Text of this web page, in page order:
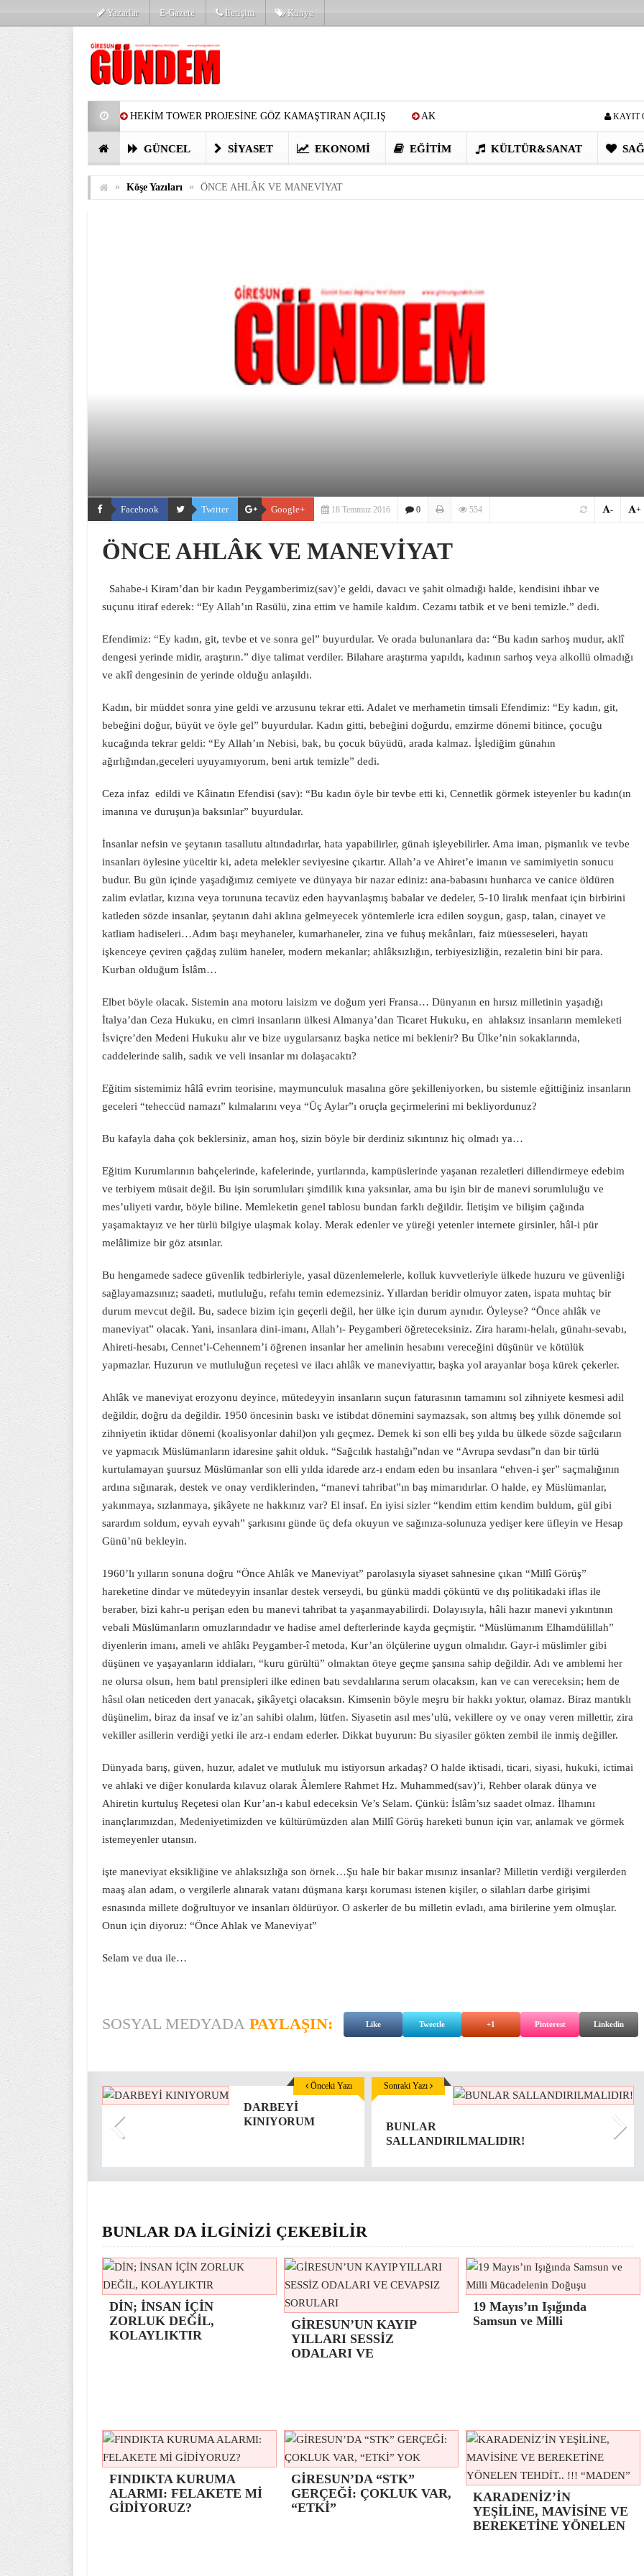
Yazarlar E-Gazete İletişim Künye
HEKİM TOWER PROJESİNE GÖZ KAMAŞTIRAN AÇILIŞ AK
PARTİ’DE YENİ YÜZLER HARUN CİCİ: VİDEOYU GÖRÜNCE
KAYIT
GÜNCEL SIYASET EKONOMI EĞITIM KÜLTÜR&SANAT
» Köşe Yazıları » ÖNCE AHLÂK VE MANEVİYAT
Facebook Twitter Google+ 18 Temmuz 2016 0 554 +
-
ÖNCE AHLÂK VE MANEVİYAT
Sahabe-i Kiram’dan bir kadın Peygamberimiz(sav)’e geldi, davacı ve şahit olmadığı halde, kendisini ihbar ve
suçunu itiraf ederek: “Ey Allah’ın Rasülü, zina ettim ve hamile kaldım. Cezamı tatbik et ve beni temizle.” dedi.
Efendimiz: “Ey kadın, git, tevbe et ve sonra gel” buyurdular. Ve orada bulunanlara da: “Bu kadın sarhoş mudur, aklî
dengesi yerinde midir, araştırın.” diye talimat verdiler. Bilahare araştırma yapıldı, kadının sarhoş veya alkollü olmadığı
ve aklî dengesinin de yerinde olduğu anlaşıldı.
Kadın, bir müddet sonra yine geldi ve arzusunu tekrar etti. Adalet ve merhametin timsali Efendimiz: “Ey kadın, git,
bebeğini doğur, büyüt ve öyle gel” buyurdular. Kadın gitti, bebeğini doğurdu, emzirme dönemi bitince, çocuğu
kucağında tekrar geldi: “Ey Allah’ın Nebisi, bak, bu çocuk büyüdü, arada kalmaz. İşlediğim günahın
ağırlığından,geceleri uyuyamıyorum, beni artık temizle” dedi.
Ceza infaz edildi ve Kâinatın Efendisi (sav): “Bu kadın öyle bir tevbe etti ki, Cennetlik görmek isteyenler bu kadın(ın
imanına ve duruşun)a baksınlar” buyurdular.
İnsanlar nefsin ve şeytanın tasallutu altındadırlar, hata yapabilirler, günah işleyebilirler. Ama iman, pişmanlık ve tevbe
insanları öylesine yüceltir ki, adeta melekler seviyesine çıkartır. Allah’a ve Ahiret’e imanın ve samimiyetin sonucu
budur. Bu gün içinde yaşadığımız cemiyete ve dünyaya bir nazar ediniz: ana-babasını hunharca ve canice öldüren
zalim evlatlar, kızına veya torununa tecavüz eden hayvanlaşmış babalar ve dedeler, 5-10 liralık menfaat için birbirini
katleden sözde insanlar, şeytanın dahi aklına gelmeyecek yöntemlerle icra edilen soygun, gasp, talan, cinayet ve
katliam hadiseleri…Adım başı meyhaneler, kumarhaneler, zina ve fuhuş mekânları, faiz müesseseleri, hayatı
işkenceye çeviren çağdaş zulüm haneler, modern mekanlar; ahlâksızlığın, terbiyesizliğin, rezaletin bini bir para.
Kurban olduğum İslâm…
Elbet böyle olacak. Sistemin ana motoru laisizm ve doğum yeri Fransa… Dünyanın en hırsız milletinin yaşadığı
İtalya’dan Ceza Hukuku, en cimri insanların ülkesi Almanya’dan Ticaret Hukuku, en ahlaksız insanların memleketi
İsviçre’den Medeni Hukuku alır ve bize uygularsanız başka netice mi beklenir? Bu Ülke’nin sokaklarında,
caddelerinde salih, sadık ve veli insanlar mı dolaşacaktı?
Eğitim sistemimiz hâlâ evrim teorisine, maymunculuk masalına göre şekilleniyorken, bu sistemle eğittiğiniz insanların
geceleri “teheccüd namazı” kılmalarını veya “Üç Aylar”ı oruçla geçirmelerini mi bekliyordunuz?
Bu kafayla daha çok beklersiniz, aman hoş, sizin böyle bir derdiniz sıkıntınız hiç olmadı ya…
Eğitim Kurumlarının bahçelerinde, kafelerinde, yurtlarında, kampüslerinde yaşanan rezaletleri dillendirmeye edebim
ve terbiyem müsait değil. Bu işin sorumluları şimdilik kına yaksınlar, ama bu işin bir de manevi sorumluluğu ve
mes’uliyeti vardır, böyle biline. Memleketin genel tablosu bundan farklı değildir. İletişim ve bilişim çağında
yaşamaktayız ve her türlü bilgiye ulaşmak kolay. Merak edenler ve yüreği yetenler internete girsinler, hâl-i pür
melâlimize bir göz atsınlar.
Bu hengamede sadece güvenlik tedbirleriyle, yasal düzenlemelerle, kolluk kuvvetleriyle ülkede huzuru ve güvenliği
sağlayamazsınız; saadeti, mutluluğu, refahı temin edemezsiniz. Yıllardan beridir olmuyor zaten, ispata muhtaç bir
durum mevcut değil. Bu, sadece bizim için geçerli değil, her ülke için durum aynıdır. Öyleyse? “Önce ahlâk ve
maneviyat” olacak. Yani, insanlara dini-imanı, Allah’ı- Peygamberi öğreteceksiniz. Zira haramı-helalı, günahı-sevabı,
Ahireti-hesabı, Cennet’i-Cehennem’i öğrenen insanlar her amelinin hesabını vereceğini düşünür ve kötülük
yapmazlar. Huzurun ve mutluluğun reçetesi ve ilacı ahlâk ve maneviyattır, başka yol arayanlar boşa kürek çekerler.
Ahlâk ve maneviyat erozyonu deyince, mütedeyyin insanların suçun faturasının tamamını sol zihniyete kesmesi adil
değildir, doğru da değildir. 1950 öncesinin baskı ve istibdat dönemini saymazsak, son altmış beş yıllık dönemde sol
zihniyetin iktidar dönemi (koalisyonlar dahil)on yılı geçmez. Demek ki son elli beş yılda bu ülkede sözde sağcıların
ve yapmacık Müslümanların idaresine şahit olduk. “Sağcılık hastalığı”ndan ve “Avrupa sevdası”n dan bir türlü
kurtulamayan şuursuz Müslümanlar son elli yılda idarede arz-ı endam eden bu insanlara “ehven-i şer” saçmalığının
ardına sığınarak, destek ve onay verdiklerinden, “manevi tahribat”ın baş mimarıdırlar. O halde, ey Müslümanlar,
yakınmaya, sızlanmaya, şikâyete ne hakkınız var? El insaf. En iyisi sizler “kendim ettim kendim buldum, gül gibi
sarardım soldum, eyvah eyvah” şarkısını günde üç defa okuyun ve sağınıza-solunuza yedişer kere üfleyin ve Hesap
Günü’nü bekleyin.
1960’lı yılların sonuna doğru “Önce Ahlâk ve Maneviyat” parolasıyla siyaset sahnesine çıkan “Millî Görüş”
hareketine dindar ve mütedeyyin insanlar destek verseydi, bu günkü maddi çöküntü ve dış politikadaki iflas ile
beraber, bizi kahr-u perişan eden bu manevi tahribat ta yaşanmayabilirdi. Dolayısıyla, hâli hazır manevi yıkıntının
vebali Müslümanların omuzlarındadır ve hadise amel defterlerinde kayda geçmiştir. “Müslümanım Elhamdülillah”
diyenlerin imanı, ameli ve ahlâkı Peygamber-î metoda, Kur’an ölçülerine uygun olmalıdır. Gayr-i müslimler gibi
düşünen ve yaşayanların iddiaları, “kuru gürültü” olmaktan öteye geçme şansına sahip değildir. Adı ve amblemi her
ne olursa olsun, hem batıl prensipleri ilke edinen batı sevdalılarına serum olacaksın, kan ve can vereceksin; hem de
hâsıl olan neticeden dert yanacak, şikâyetçi olacaksın. Kimsenin böyle meşru bir hakkı yoktur, olamaz. Biraz mantıklı
düşünelim, biraz da insaf ve iz’an sahibi olalım, lütfen. Siyasetin asıl mes’ulü, vekillere oy ve onay veren millettir, zira
vekiller asillerin verdiği yetki ile arz-ı endam ederler. Dikkat buyurun: Bu siyasiler gökten zembil ile inmiş değiller.
Dünyada barış, güven, huzur, adalet ve mutluluk mu istiyorsun arkadaş? O halde iktisadi, ticari, siyasi, hukuki, ictimai
ve ahlaki ve diğer konularda kılavuz olarak Âlemlere Rahmet Hz. Muhammed(sav)’i, Rehber olarak dünya ve
Ahiretin kurtuluş Reçetesi olan Kur’an-ı kabul edeceksin Ve’s Selam. Çünkü: İslâm’sız saadet olmaz. İlhamını
inançlarımızdan, Medeniyetimizden ve kültürümüzden alan Millî Görüş hareketi bunun için var, anlamak ve görmek
istemeyenler utansın.
işte maneviyat eksikliğine ve ahlaksızlığa son örnek…Şu hale bir bakar mısınız insanlar? Milletin verdiği vergilerden
maaş alan adam, o vergilerle alınarak vatanı düşmana karşı koruması istenen kişiler, o silahları darbe girişimi
esnasında millete doğrultuyor ve insanları öldürüyor. O askerler de bu milletin evladı, ama birilerine yem olmuşlar.
Onun için diyoruz: “Önce Ahlak ve Maneviyat”
Selam ve dua ile…
SOSYAL MEDYADA PAYLAŞIN: Like Tweetle +1 Pinterest Linkedin
DARBEYİ
KINIYORUM
Önceki Yazı
BUNLAR
SALLANDIRILMALIDIR!
Sonraki Yazı
BUNLAR DA İLGİNİZİ ÇEKEBİLİR
DİN; İNSAN İÇİN
ZORLUK DEĞİL,
KOLAYLIKTIR
GİRESUN’UN KAYIP
YILLARI SESSİZ
ODALARI VE
19 Mayıs’ın Işığında
Samsun ve Milli
FINDIKTA KURUMA
ALARMI: FELAKETE Mİ
GİDİYORUZ?
GİRESUN’DA “STK”
GERÇEĞİ: ÇOKLUK VAR,
“ETKİ”
KARADENİZ’İN
YEŞİLİNE, MAVİSİNE VE
BEREKETİNE YÖNELEN